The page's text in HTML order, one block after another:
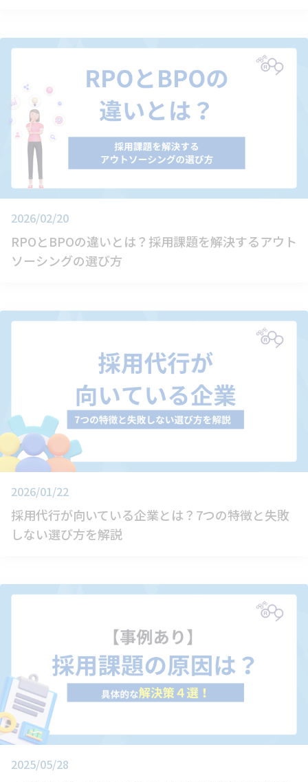
2026/02/20
RPOとBPOの違いとは？採用課題を解決するアウト
ソーシングの選び方
2026/01/22
採用代行が向いている企業とは？7つの特徴と失敗
しない選び方を解説
2025/05/28